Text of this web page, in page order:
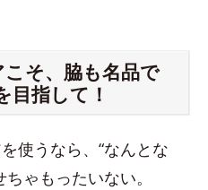
そ、脇も名品で
目指して！
使うなら、“なんとな
ゃもったいない。